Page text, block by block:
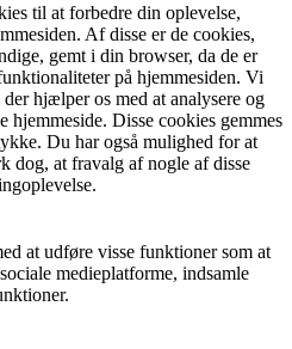
til at forbedre din oplevelse,
Af disse er de cookies,
gemt i din browser, da de er
på hjemmesiden. Vi
hjælper os med at analysere og
hjemmeside. Disse cookies gemmes
Du har også mulighed for at
dog, at fravalg af nogle af disse
at udføre visse funktioner som at
medieplatforme, indsamle